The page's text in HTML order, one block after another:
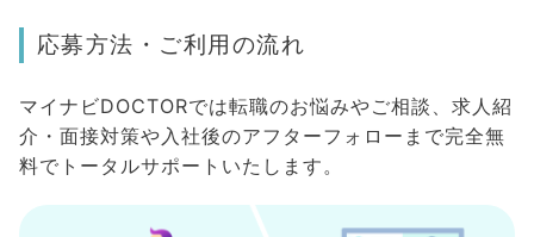
応募方法・ご利用の流れ
マイナビDOCTORでは転職のお悩みやご相談、求人紹
介・面接対策や入社後のアフターフォローまで完全無
料でトータルサポートいたします。